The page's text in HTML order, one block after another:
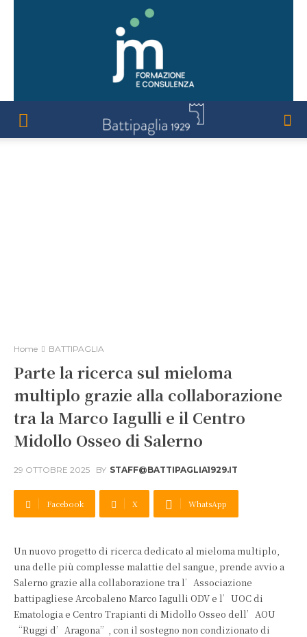
Home BATTIPAGLIA
Parte la ricerca sul mieloma
multiplo grazie alla collaborazione
tra la Marco Iagulli e il Centro
Midollo Osseo di Salerno
29 OTTOBRE 2025 BY STAFF@BATTIPAGLIA1929.IT
Facebook X WhatsApp
Un nuovo progetto di ricerca dedicato al mieloma multiplo,
una delle più complesse malattie del sangue, prende avvio a
Salerno grazie alla collaborazione tra l’Associazione
battipagliese Arcobaleno Marco Iagulli ODV e l’UOC di
Ematologia e Centro Trapianti di Midollo Osseo dell’AOU
“Ruggi d’Aragona”, con il sostegno non condizionato di